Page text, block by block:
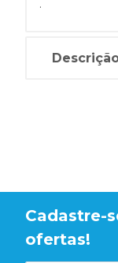
.
Cadastre-
ofertas!